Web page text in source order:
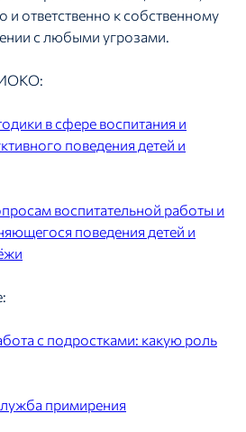
и ответственно к собственному
с любыми угрозами.
в сфере воспитания и
поведения детей и
воспитательной работы и
поведения детей и
с подростками: какую роль
примирения